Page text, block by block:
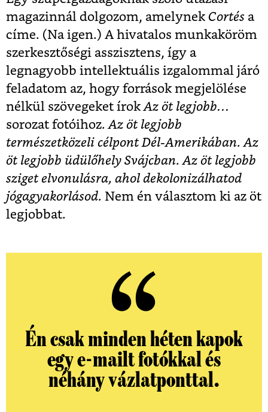
magazinnál dolgozom, amelynek Cortés a
címe. (Na igen.) A hivatalos munkaköröm
szerkesztőségi asszisztens, így a
legnagyobb intellektuális izgalommal járó
feladatom az, hogy források megjelölése
nélkül szövegeket írok Az öt legjobb…
sorozat fotóihoz. Az öt legjobb
természetközeli célpont Dél-Amerikában. Az
öt legjobb üdülőhely Svájcban. Az öt legjobb
sziget elvonulásra, ahol dekolonizálhatod
jóga­gyakor­lásod. Nem én választom ki az öt
legjobbat.
Én csak minden héten kapok
egy e-mailt fotókkal és
néhány vázlatponttal.